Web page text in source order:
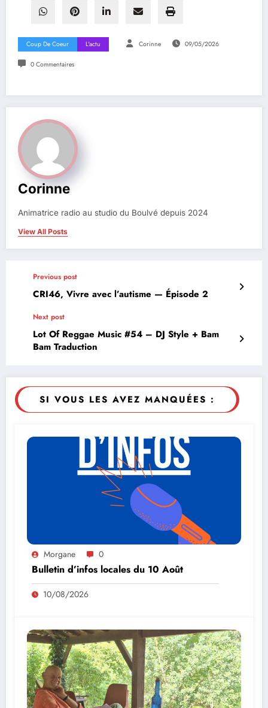
Coup De Coeur L'actu Corinne 09/05/2026
0 Commentaires
Corinne
Animatrice radio au studio du Boulvé depuis 2024
View All Posts
Previous post
CRI46, Vivre avec l’autisme — Épisode 2
Next post
Lot Of Reggae Music #54 – DJ Style + Bam
Bam Traduction
SI VOUS LES AVEZ MANQUÉES :
Morgane 0
Bulletin d’infos locales du 10 Août
10/08/2026